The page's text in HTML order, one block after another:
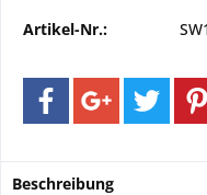
Artikel-Nr.:
Beschreibung